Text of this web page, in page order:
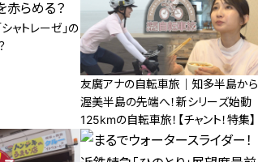
ャトレーゼ」の
友廣アナの自転車旅｜知多半島から
渥美半島の先端へ！新シリーズ始動
125kmの自転車旅！【チャント！特集】